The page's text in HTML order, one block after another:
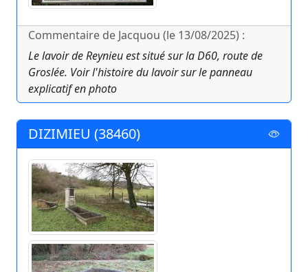
Commentaire de Jacquou (le 13/08/2025) :
Le lavoir de Reynieu est situé sur la D60, route de
Groslée. Voir l'histoire du lavoir sur le panneau
explicatif en photo
DIZIMIEU (38460)